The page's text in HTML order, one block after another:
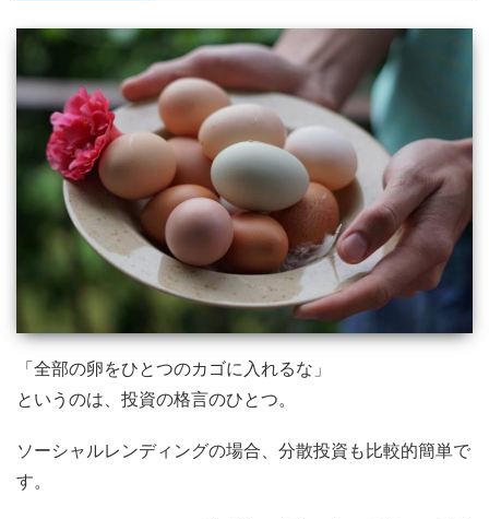
「全部の卵をひとつのカゴに入れるな」
というのは、投資の格言のひとつ。
ソーシャルレンディングの場合、分散投資も比較的簡単で
す。